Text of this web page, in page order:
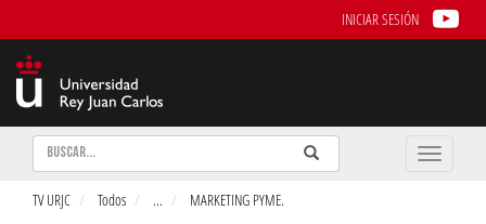
INICIAR SESIÓN
Buscar Enviar
Buscar
Toggle
TV URJC Todos ... MARKETING PYME.